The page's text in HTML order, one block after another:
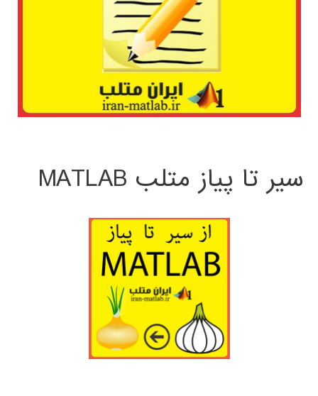
سیر تا پیاز متلب MATLAB